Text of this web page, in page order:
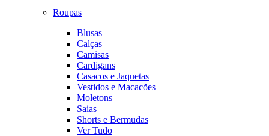
Roupas
Blusas
Calças
Camisas
Cardigans
Casacos e Jaquetas
Vestidos e Macacões
Moletons
Saias
Shorts e Bermudas
Ver Tudo